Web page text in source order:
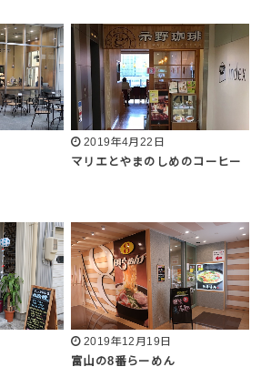
2019年4月22日
マリエとやまのしめのコーヒー
2019年12月19日
富山の8番らーめん